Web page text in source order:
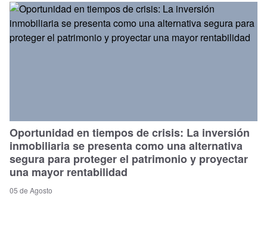
Oportunidad en tiempos de crisis: La inversión
inmobiliaria se presenta como una alternativa
segura para proteger el patrimonio y proyectar
una mayor rentabilidad
05 de Agosto